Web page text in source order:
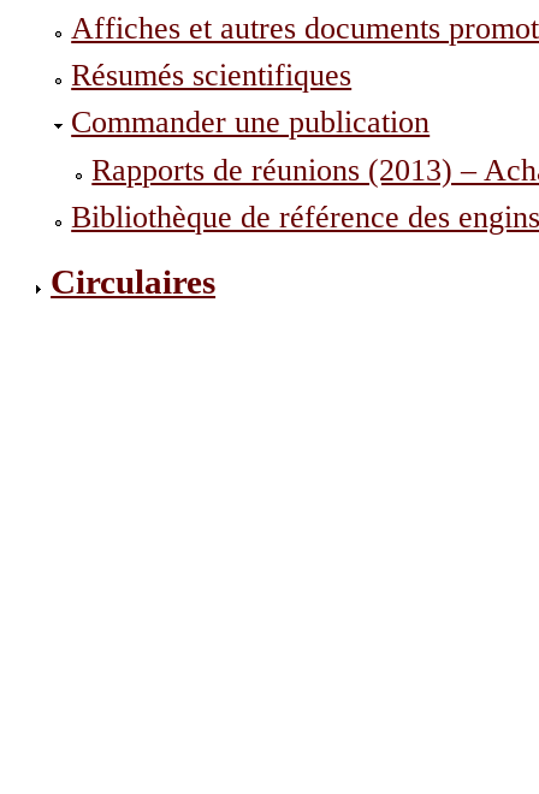
Affiches et autres documents
Résumés scientifiques
Commander une publication
Rapports de réunions (2013) –
Bibliothèque de référence des
Circulaires